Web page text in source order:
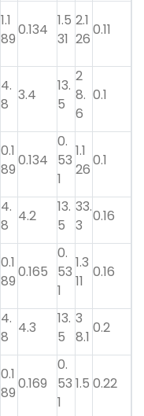
1.1
89
0.134
1.5
31
2.1
26
0.11
4.
8
3.4
13.
5
2
8.
6
0.1
0.1
89
0.134
0.
53
1
1.1
26
0.1
4.
8
4.2
13.
5
33.
3
0.16
0.1
89
0.165
0.
53
1
1.3
11
0.16
4.
8
4.3
13.
5
3
8.1
0.2
0.1
89
0.169
0.
53
1
1.5 0.22